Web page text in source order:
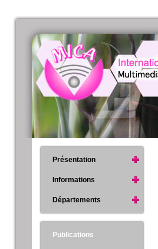
Présentation
Informations
Départements
Publications